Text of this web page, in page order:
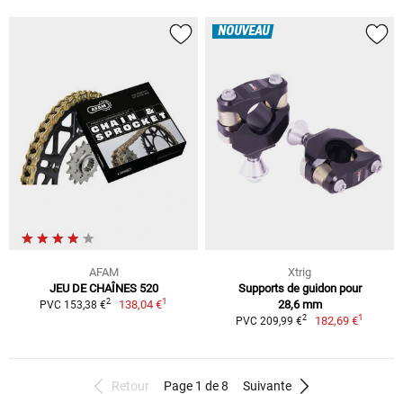
AFAM
JEU DE CHAÎNES 520
PVC 153,38 €2 138,04 €1
NOUVEAU
Xtrig
Supports de guidon pour
28,6 mm
PVC 209,99 €2 182,69 €1
Retour Page 1 de 8 Suivante